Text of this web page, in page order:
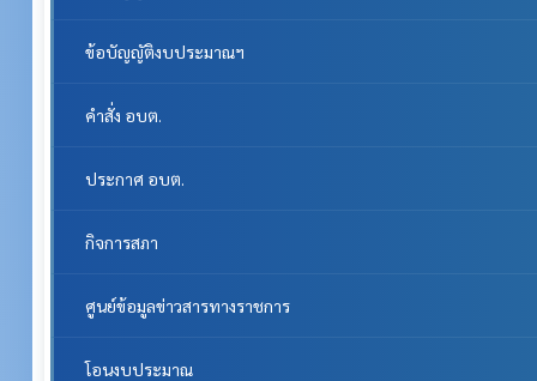
ข้อบัญญัติงบประมาณฯ
คำสั่ง อบต.
ประกาศ อบต.
กิจการสภา
ศูนย์ข้อมูลข่าวสารทางราชการ
โอนงบประมาณ